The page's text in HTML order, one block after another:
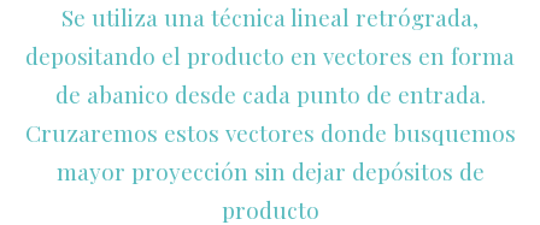
Se utiliza una técnica lineal retrógrada,
depositando el producto en vectores en forma
de abanico desde cada punto de entrada.
Cruzaremos estos vectores donde busquemos
mayor proyección sin dejar depósitos de
producto